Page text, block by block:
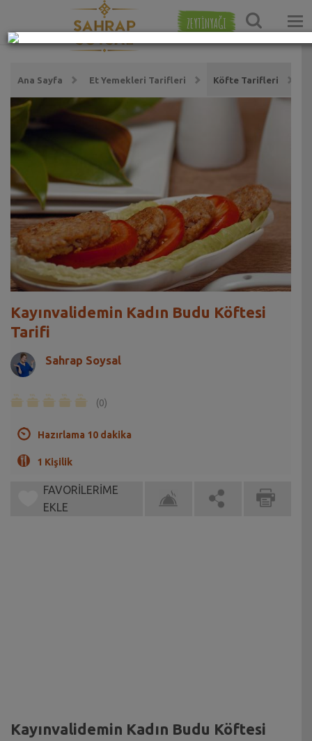
ZEYTİNYAĞI
Ana Sayfa Et Yemekleri Tarifleri Köfte Tarifleri
Kayınvalidemin Kadın Budu Köftesi
Tarifi
Sahrap Soysal
(0)
Hazırlama 10 dakika
1 Kişilik
FAVORİLERİME
EKLE
Kayınvalidemin Kadın Budu Köftesi